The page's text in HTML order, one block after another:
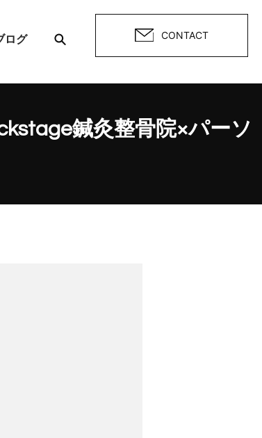
CONTACT
ログ
鍼灸整骨院×パーソ